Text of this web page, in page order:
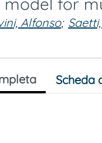
Alfonso;
Scheda